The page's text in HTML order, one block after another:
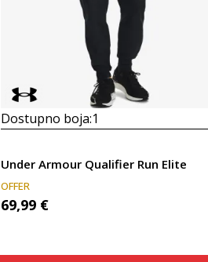
Dostupno boja:1
Under Armour Qualifier Run Elite
OFFER
69,99 €